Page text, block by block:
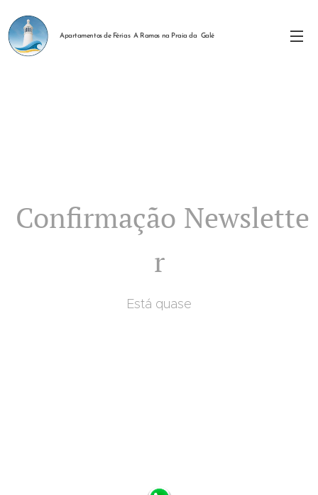
Apartamentos de Férias A Ramos na Praia da Galé
Confirmação Newslette
r
Está quase